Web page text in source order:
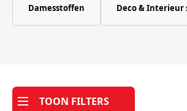
Katoen
Tijdpakker stof
Damesstoffen Deco & Interieur
TOON FILTERS